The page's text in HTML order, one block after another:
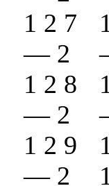
1 2 7
— 2
1 2 8
— 2
1 2 9
— 2